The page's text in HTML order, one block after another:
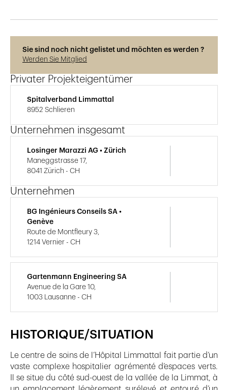
HISTORIQUE/SITUATION
Le centre de soins de l’Hôpital Limmattal fait partie d’un
vaste complexe hospitalier agrémenté d’espaces verts.
Il se situe du côté sud-ouest de la vallée de la Limmat, à
Sie sind noch nicht gelistet und möchten es werden ?
Werden Sie Mitglied
Privater Projekteigentümer
Spitalverband Limmattal
8952 Schlieren
Unternehmen insgesamt
Losinger Marazzi AG • Zürich
Maneggstrasse 17,
8041 Zürich - CH
Unternehmen
BG Ingénieurs Conseils SA •
Genève
Route de Montfleury 3,
1214 Vernier - CH
Gartenmann Engineering SA
Avenue de la Gare 10,
1003 Lausanne - CH